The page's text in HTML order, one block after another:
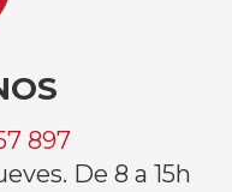
897
De 8 a 15h